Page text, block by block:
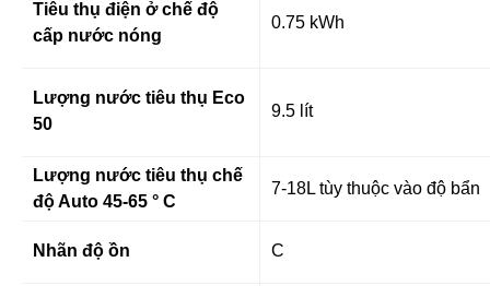
Tiêu thụ điện ở chế độ
cấp nước nóng
0.75 kWh
Lượng nước tiêu thụ Eco
50
9.5 lít
Lượng nước tiêu thụ chế
độ Auto 45-65 ° C
7-18L tùy thuộc vào độ bẩn
Nhãn độ ồn C